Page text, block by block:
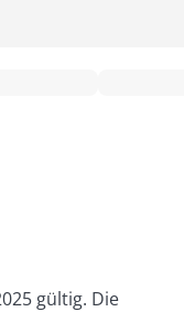
gültig. Die